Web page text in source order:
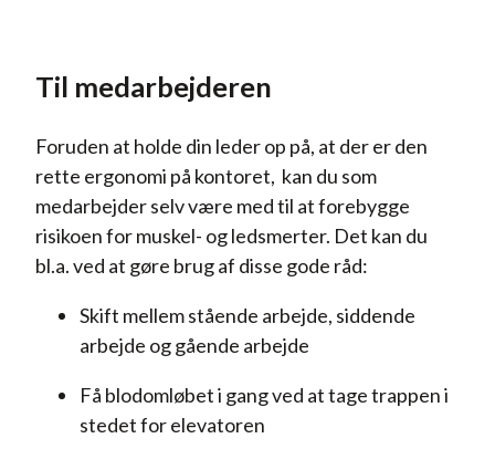
Til medarbejderen
Foruden at holde din leder op på, at der er den
rette ergonomi på kontoret, kan du som
medarbejder selv være med til at forebygge
risikoen for muskel- og ledsmerter. Det kan du
bl.a. ved at gøre brug af disse gode råd:
Skift mellem stående arbejde, siddende
arbejde og gående arbejde
Få blodomløbet i gang ved at tage trappen i
stedet for elevatoren